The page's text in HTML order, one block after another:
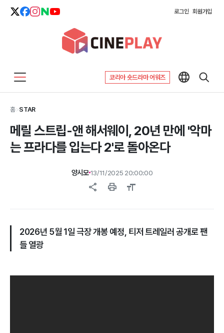
로그인 회원가입
코리아 숏드라마 어워즈
홈>STAR
메릴 스트립-앤 해서웨이, 20년 만에 '악마
는 프라다를 입는다 2'로 돌아온다
양시모13/11/2025 20:00:00
share print format_size
2026년 5월 1일 극장 개봉 예정, 티저 트레일러 공개로 팬
들 열광